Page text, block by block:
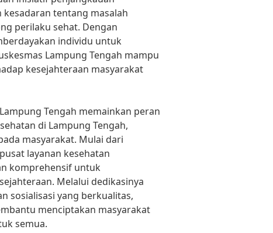
tentang masalah
perilaku sehat. Dengan
individu untuk
Lampung Tengah mampu
kesejahteraan masyarakat
Tengah memainkan peran
di Lampung Tengah,
masyarakat. Mulai dari
layanan kesehatan
komprehensif untuk
Melalui dedikasinya
sosialisasi yang berkualitas,
menciptakan masyarakat
semua.